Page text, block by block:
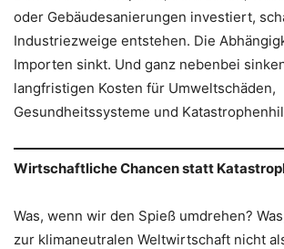
oder Gebäudesanierungen investiert,
Industriezweige entstehen. Die
Importen sinkt. Und ganz nebenbei
langfristigen Kosten für Umweltschäden,
Gesundheitssysteme und
Wirtschaftliche Chancen statt
Was, wenn wir den Spieß umdrehen?
zur klimaneutralen Weltwirtschaft nicht